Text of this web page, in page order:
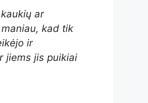
ar
kad tik
ir
jiems jis puikiai